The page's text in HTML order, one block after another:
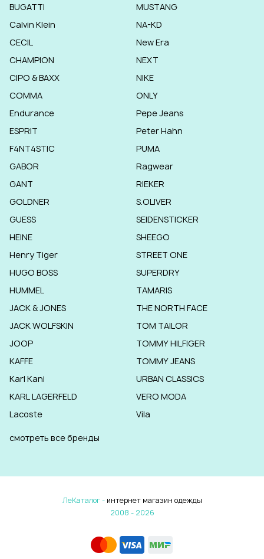
BUGATTI
Calvin Klein
CECIL
CHAMPION
CIPO & BAXX
COMMA
Endurance
ESPRIT
F4NT4STIC
GABOR
GANT
GOLDNER
GUESS
HEINE
Henry Tiger
HUGO BOSS
HUMMEL
JACK & JONES
JACK WOLFSKIN
JOOP
KAFFE
Karl Kani
KARL LAGERFELD
Lacoste
MUSTANG
NA-KD
New Era
NEXT
NIKE
ONLY
Pepe Jeans
Peter Hahn
PUMA
Ragwear
RIEKER
S.OLIVER
SEIDENSTICKER
SHEEGO
STREET ONE
SUPERDRY
TAMARIS
THE NORTH FACE
TOM TAILOR
TOMMY HILFIGER
TOMMY JEANS
URBAN CLASSICS
VERO MODA
Vila
смотреть все бренды
ЛеКаталог - интернет магазин одежды
2008 - 2026